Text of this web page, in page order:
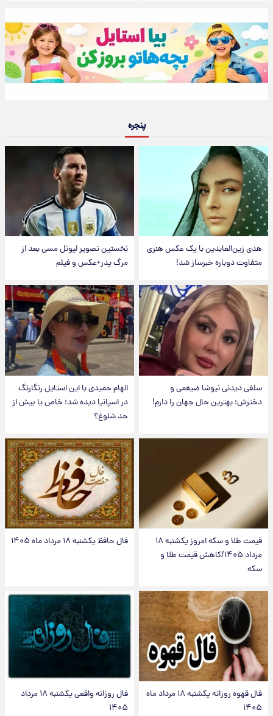
پنجره
هدی زین‌العابدین با یک عکس هنری
متفاوت دوباره خبرساز شد!
نخستین تصویر لیونل مسی بعد از
مرگ پدر+عکس و فیلم
سلفی دیدنی نیوشا ضیغمی و
دخترش؛ بهترین حال جهان را دارم!
الهام حمیدی با این استایل رنگارنگ
در اسپانیا دیده شد؛ خاص یا بیش از
حد شلوغ؟
قیمت طلا و سکه امروز یکشنبه ۱۸
مرداد ۱۴۰۵/کاهش قیمت طلا و
سکه
فال حافظ یکشنبه ۱۸ مرداد ماه ۱۴۰۵
فال قهوه روزانه یکشنبه ۱۸ مرداد ماه
۱۴۰۵
فال روزانه واقعی یکشنبه ۱۸ مرداد
۱۴۰۵